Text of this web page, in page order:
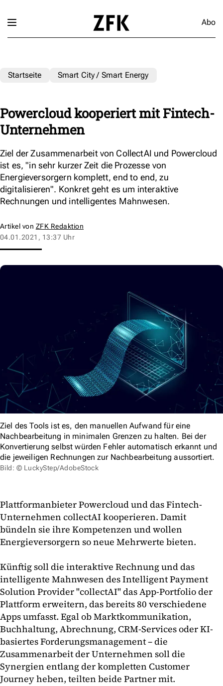
Abo
Startseite Smart City / Smart Energy
Powercloud kooperiert mit Fintech-
Unternehmen
Ziel der Zusammenarbeit von CollectAI und Powercloud
ist es, "in sehr kurzer Zeit die Prozesse von
Energieversorgern komplett, end to end, zu
digitalisieren". Konkret geht es um interaktive
Rechnungen und intelligentes Mahnwesen.
Artikel von ZFK Redaktion
04.01.2021, 13:37 Uhr
Ziel des Tools ist es, den manuellen Aufwand für eine
Nachbearbeitung in minimalen Grenzen zu halten. Bei der
Konvertierung selbst würden Fehler automatisch erkannt und
die jeweiligen Rechnungen zur Nachbearbeitung aussortiert.
Bild: © LuckyStep/AdobeStock
Plattformanbieter Powercloud und das Fintech-
Unternehmen collectAI kooperieren. Damit
bündeln sie ihre Kompetenzen und wollen
Energieversorgern so neue Mehrwerte bieten.
Künftig soll die interaktive Rechnung und das
intelligente Mahnwesen des Intelligent Payment
Solution Provider "collectAI" das App-Portfolio der
Plattform erweitern, das bereits 80 verschiedene
Apps umfasst. Egal ob Marktkommunikation,
Buchhaltung, Abrechnung, CRM-Services oder KI-
basiertes Forderungsmanagement – die
Zusammenarbeit der Unternehmen soll die
Synergien entlang der kompletten Customer
Journey heben, teilten beide Partner mit.